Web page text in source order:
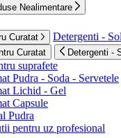
Nealimentare
Curatat
Detergenti -
Curatat Detergenti -
suprafete
Pudra - Soda - Servetele
Lichid - Gel
Capsule
Pudra
pentru uz profesional